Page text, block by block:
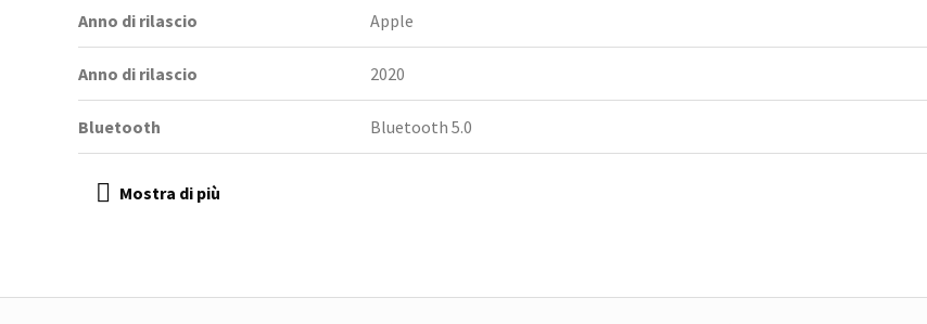
Anno di rilascio Apple
Anno di rilascio 2020
Bluetooth Bluetooth 5.0